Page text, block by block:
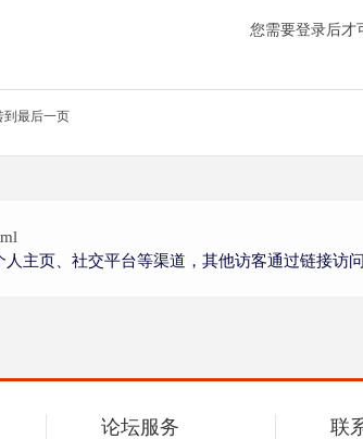
您需要登录后才
到最后一页
主页、社交平台等渠道，其他访客通过链接
论坛服务 联